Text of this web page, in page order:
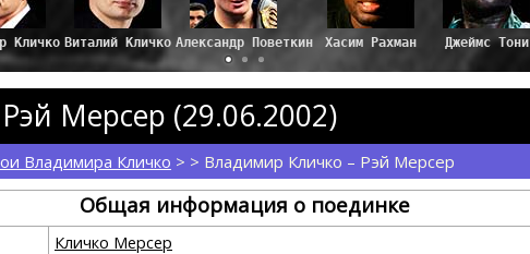
Кличко
Александр Поветкин Хасим Рахман Джеймс Тони
Мерсер (29.06.2002)
Владимира Кличко > > Владимир Кличко – Рэй Мерсер
Общая информация о поединке
Кличко Мерсер